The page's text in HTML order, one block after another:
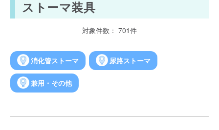
ストーマ装具
対象件数： 701件
消化管ストーマ 尿路ストーマ
兼用・その他